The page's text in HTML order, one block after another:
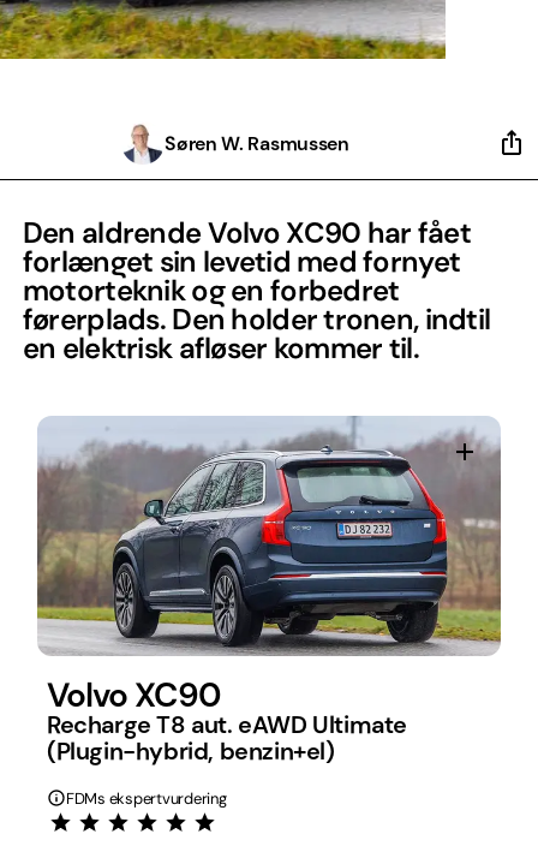
Søren W. Rasmussen
Den aldrende Volvo XC90 har fået
forlænget sin levetid med fornyet
motorteknik og en forbedret
førerplads. Den holder tronen, indtil
en elektrisk afløser kommer til.
Volvo XC90
Recharge T8 aut. eAWD Ultimate
(Plugin-hybrid, benzin+el)
FDMs ekspertvurdering